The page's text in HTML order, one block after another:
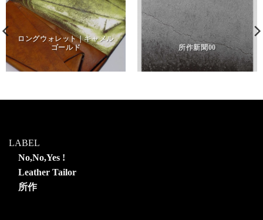
ロングウォレット｜キャメル
ゴールド
所作新聞00
LABEL
No,No,Yes !
Leather Tailor
所作